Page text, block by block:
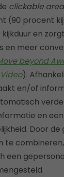
clickable
(90 procent
en
en meer
beyond
).
en/of
en
Door de
te
een